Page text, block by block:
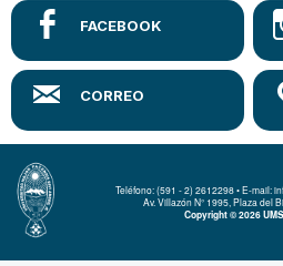
Teléfono: (591 - 2) 2612298 • E-mail:
Av. Villazón N° 1995, Plaza del
Copyright © 2026